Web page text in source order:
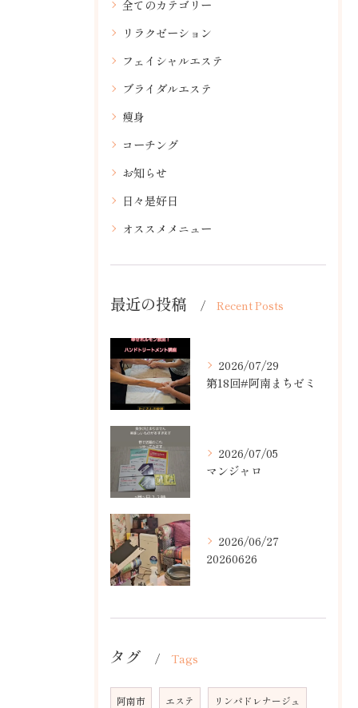
全てのカテゴリー
リラクゼーション
フェイシャルエステ
ブライダルエステ
痩身
コーチング
お知らせ
日々是好日
オススメメニュー
最近の投稿 Recent Posts
2026/07/29
第18回#阿南まちゼミ
2026/07/05
マンジャロ
2026/06/27
20260626
タグ Tags
阿南市 エステ リンパドレナージュ